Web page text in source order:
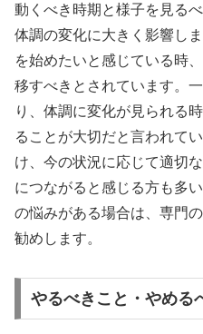
動くべき時期と様子を見る
体調の変化に大きく影響し
を始めたいと感じている時
移すべきとされています。
り、体調に変化が見られる
ることが大切だと言われて
け、今の状況に応じて適切
につながると感じる方も多
の悩みがある場合は、専門
勧めします。
やるべきこと・やめる